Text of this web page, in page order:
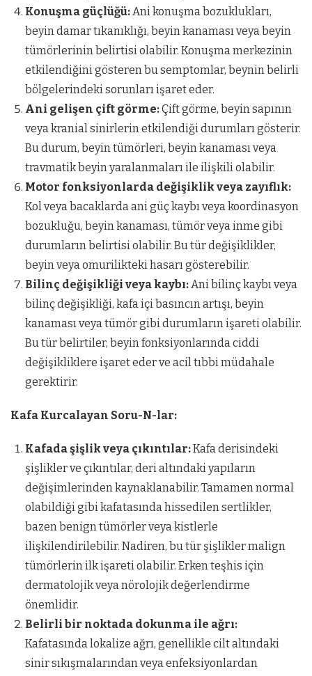
Konuşma güçlüğü:Ani konuşma bozuklukları,
beyin damar tıkanıklığı, beyin kanaması veya beyin
tümörlerinin belirtisi olabilir. Konuşma merkezinin
etkilendiğini gösteren bu semptomlar, beynin belirli
bölgelerindeki sorunları işaret eder.
Ani gelişen çift görme:Çift görme, beyin sapının
veya kranial sinirlerin etkilendiği durumları gösterir.
Bu durum, beyin tümörleri, beyin kanaması veya
travmatik beyin yaralanmaları ile ilişkili olabilir.
Motor fonksiyonlarda değişiklik veya zayıflık:
Kol veya bacaklarda ani güç kaybı veya koordinasyon
bozukluğu, beyin kanaması, tümör veya inme gibi
durumların belirtisi olabilir. Bu tür değişiklikler,
beyin veya omurilikteki hasarı gösterebilir.
Bilinç değişikliği veya kaybı:Ani bilinç kaybı veya
bilinç değişikliği, kafa içi basıncın artışı, beyin
kanaması veya tümör gibi durumların işareti olabilir.
Bu tür belirtiler, beyin fonksiyonlarında ciddi
değişikliklere işaret eder ve acil tıbbi müdahale
gerektirir.
Kafa Kurcalayan Soru-N-lar:
Kafada şişlik veya çıkıntılar:Kafa derisindeki
şişlikler ve çıkıntılar, deri altındaki yapıların
değişimlerinden kaynaklanabilir. Tamamen normal
olabildiği gibi kafatasında hissedilen sertlikler,
bazen benign tümörler veya kistlerle
ilişkilendirilebilir. Nadiren, bu tür şişlikler malign
tümörlerin ilk işareti olabilir. Erken teşhis için
dermatolojik veya nörolojik değerlendirme
önemlidir.
Belirli bir noktada dokunma ile ağrı:
Kafatasında lokalize ağrı, genellikle cilt altındaki
sinir sıkışmalarından veya enfeksiyonlardan